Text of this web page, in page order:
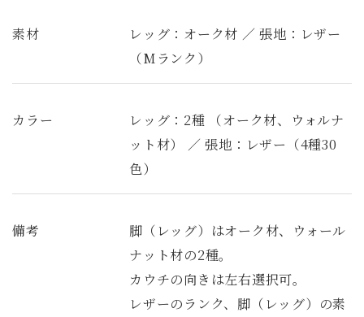
素材
レッグ：オーク材 ／ 張地：レザー
（Mランク）
カラー
レッグ：2種 （オーク材、ウォルナ
ット材） ／ 張地：レザー（4種30
色）
備考
脚（レッグ）はオーク材、ウォール
ナット材の2種。
カウチの向きは左右選択可。
レザーのランク、脚（レッグ）の素